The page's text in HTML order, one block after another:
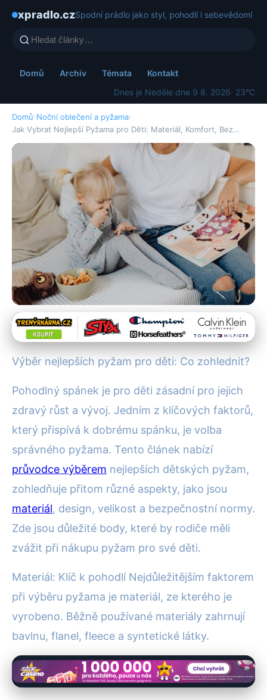
xpradlo.czSpodní prádlo jako styl, pohodlí i sebevědomí
Domů Archiv Témata
Kontakt
Dnes je Neděle dne 9 8. 2026· 23°C
Domů›Noční oblečení a pyžama›
Jak Vybrat Nejlepší Pyžama pro Děti: Materiál, Komfort, Bez…
Noční oblečení a pyžama
Jak Vybrat Nejlepší Pyžama
Bezpečí
Výběr nejlepších pyžam pro děti: Co zohlednit?
Pohodlný spánek je pro děti zásadní pro jejich
zdravý růst a vývoj. Jedním z klíčových faktorů,
který přispívá k dobrému spánku, je volba
správného pyžama. Tento článek nabízí
průvodce výběrem nejlepších dětských pyžam,
zohledňuje přitom různé aspekty, jako jsou
materiál, design, velikost a bezpečnostní normy.
Zde jsou důležité body, které by rodiče měli
zvážit při nákupu pyžam pro své děti.
Materiál: Klíč k pohodlí Nejdůležitějším faktorem
při výběru pyžama je materiál, ze kterého je
vyrobeno. Běžně používané materiály zahrnují
bavlnu, flanel, fleece a syntetické látky.